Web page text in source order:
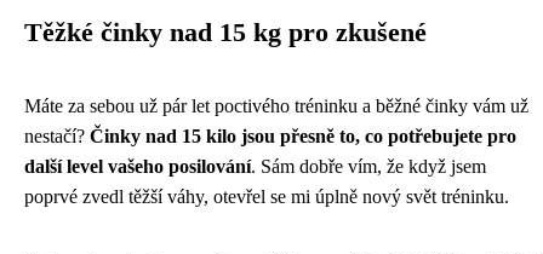
Těžké činky nad 15 kg pro zkušené
Máte za sebou už pár let poctivého tréninku a běžné činky vám už
nestačí? Činky nad 15 kilo jsou přesně to, co potřebujete pro
další level vašeho posilování. Sám dobře vím, že když jsem
poprvé zvedl těžší váhy, otevřel se mi úplně nový svět tréninku.